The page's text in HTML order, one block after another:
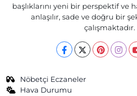
başlıklarını yeni bir perspektif ve
anlaşılır, sade ve doğru bir
çalışmaktadır.
Nöbetçi Eczaneler
Hava Durumu